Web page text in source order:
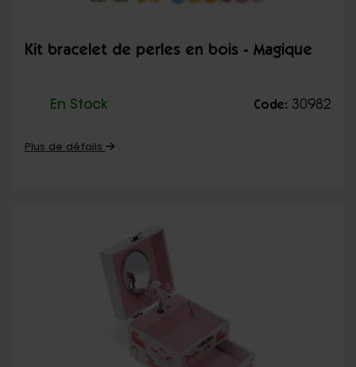
Kit bracelet de perles en bois - Magique
En Stock Code: 30982
Plus de détails